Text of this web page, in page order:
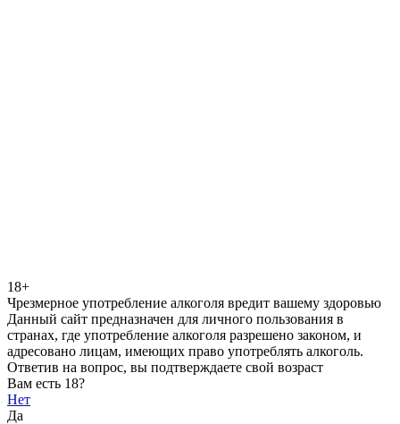
18+
Чрезмерное употребление алкоголя вредит вашему здоровью
Данный сайт предназначен для личного пользования в
странах, где употребление алкоголя разрешено законом, и
адресовано лицам, имеющих право употреблять алкоголь.
Ответив на вопрос, вы подтверждаете свой возраст
Вам есть 18?
Нет
Да